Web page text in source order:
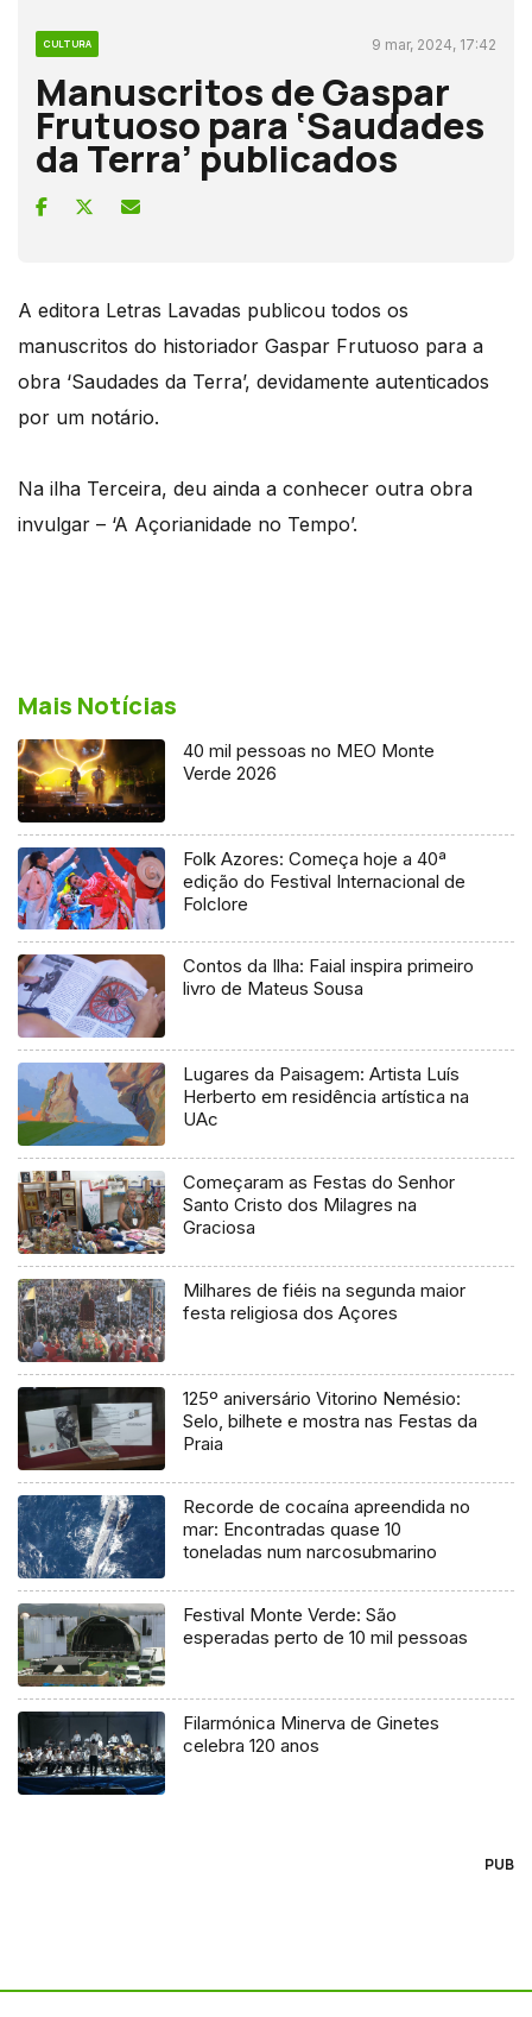
CULTURA 9 mar, 2024, 17:42
Manuscritos de Gaspar
Frutuoso para ‘Saudades
da Terra’ publicados
A editora Letras Lavadas publicou todos os
manuscritos do historiador Gaspar Frutuoso para a
obra ‘Saudades da Terra’, devidamente autenticados
por um notário.
Na ilha Terceira, deu ainda a conhecer outra obra
invulgar – ‘A Açorianidade no Tempo’.
Mais Notícias
40 mil pessoas no MEO Monte
Verde 2026
Folk Azores: Começa hoje a 40ª
edição do Festival Internacional de
Folclore
Contos da Ilha: Faial inspira primeiro
livro de Mateus Sousa
Lugares da Paisagem: Artista Luís
Herberto em residência artística na
UAc
Começaram as Festas do Senhor
Santo Cristo dos Milagres na
Graciosa
Milhares de fiéis na segunda maior
festa religiosa dos Açores
125º aniversário Vitorino Nemésio:
Selo, bilhete e mostra nas Festas da
Praia
Recorde de cocaína apreendida no
mar: Encontradas quase 10
toneladas num narcosubmarino
Festival Monte Verde: São
esperadas perto de 10 mil pessoas
Filarmónica Minerva de Ginetes
celebra 120 anos
PUB